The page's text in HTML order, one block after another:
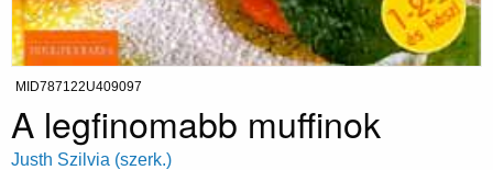
MID787122U409097
A legfinomabb muffinok
Justh Szilvia (szerk.)